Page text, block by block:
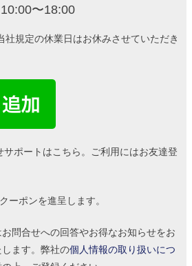
10:00〜18:00
社規定の休業日はお休みさせていただき
ポートはこちら。ご利用にはお友達登
ーポンを進呈します。
問合せへの回答やお得なお知らせをお
ます。弊社の個人情報の取り扱いにつ